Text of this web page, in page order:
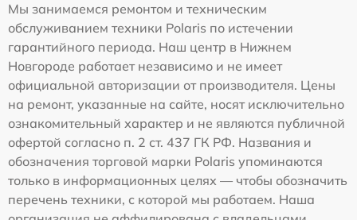
Мы занимаемся ремонтом и техническим
обслуживанием техники Polaris по истечении
гарантийного периода. Наш центр в Нижнем
Новгороде работает независимо и не имеет
официальной авторизации от производителя. Цены
на ремонт, указанные на сайте, носят исключительно
ознакомительный характер и не являются публичной
офертой согласно п. 2 ст. 437 ГК РФ. Названия и
обозначения торговой марки Polaris упоминаются
только в информационных целях — чтобы обозначить
перечень техники, с которой мы работаем. Наша